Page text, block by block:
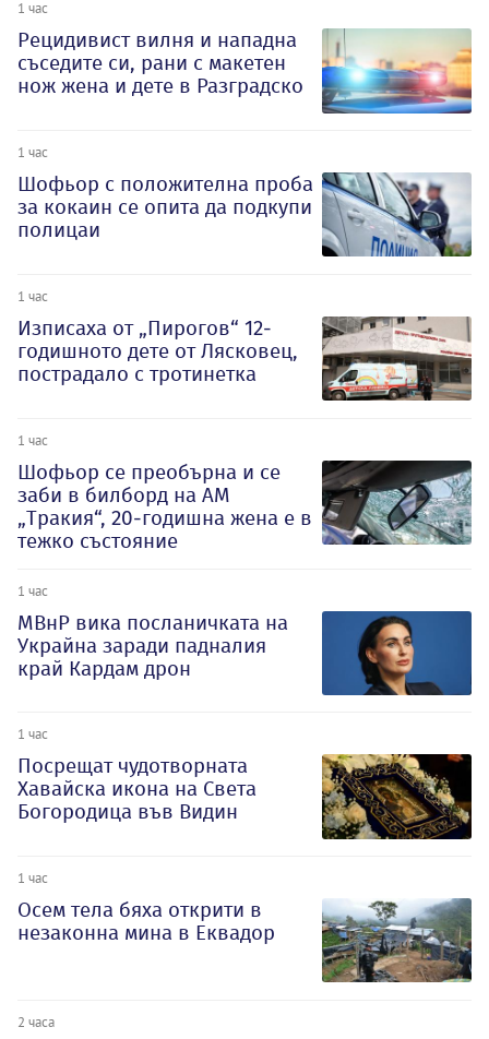
1 час
Рецидивист вилня и нападна
съседите си, рани с макетен
нож жена и дете в Разградско
1 час
Шофьор с положителна проба
за кокаин се опита да подкупи
полицаи
1 час
Изписаха от „Пирогов“ 12-
годишното дете от Лясковец,
пострадало с тротинетка
1 час
Шофьор се преобърна и се
заби в билборд на АМ
„Тракия“, 20-годишна жена е в
тежко състояние
1 час
МВнР вика посланичката на
Украйна заради падналия
край Кардам дрон
1 час
Посрещат чудотворната
Хавайска икона на Света
Богородица във Видин
1 час
Осем тела бяха открити в
незаконна мина в Еквадор
2 часа